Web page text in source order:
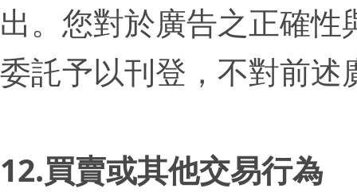
出。您對於廣告之正確
委託予以刊登，不對前述
12.買賣或其他交易行為